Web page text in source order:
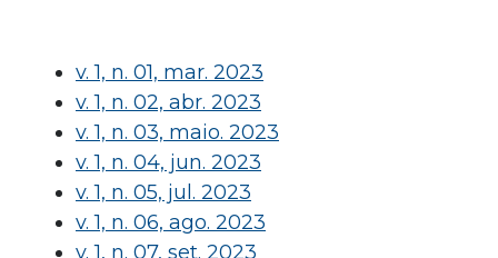
v. 1, n. 01, mar. 2023
v. 1, n. 02, abr. 2023
v. 1, n. 03, maio. 2023
v. 1, n. 04, jun. 2023
v. 1, n. 05, jul. 2023
v. 1, n. 06, ago. 2023
v. 1, n. 07, set. 2023